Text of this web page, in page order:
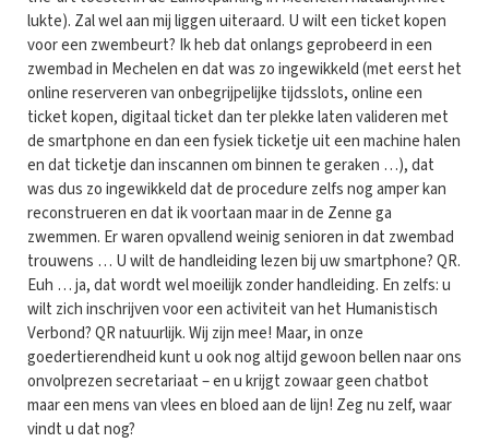
lukte). Zal wel aan mij liggen uiteraard. U wilt een ticket kopen
voor een zwembeurt? Ik heb dat onlangs geprobeerd in een
zwembad in Mechelen en dat was zo ingewikkeld (met eerst het
online reserveren van onbegrijpelijke tijdsslots, online een
ticket kopen, digitaal ticket dan ter plekke laten valideren met
de smartphone en dan een fysiek ticketje uit een machine halen
en dat ticketje dan inscannen om binnen te geraken …), dat
was dus zo ingewikkeld dat de procedure zelfs nog amper kan
reconstrueren en dat ik voortaan maar in de Zenne ga
zwemmen. Er waren opvallend weinig senioren in dat zwembad
trouwens … U wilt de handleiding lezen bij uw smartphone? QR.
Euh … ja, dat wordt wel moeilijk zonder handleiding. En zelfs: u
wilt zich inschrijven voor een activiteit van het Humanistisch
Verbond? QR natuurlijk. Wij zijn mee! Maar, in onze
goedertierendheid kunt u ook nog altijd gewoon bellen naar ons
onvolprezen secretariaat – en u krijgt zowaar geen chatbot
maar een mens van vlees en bloed aan de lijn! Zeg nu zelf, waar
vindt u dat nog?